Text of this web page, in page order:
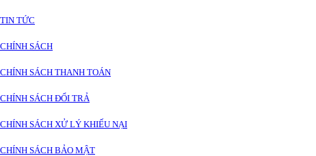
TIN TỨC
CHÍNH SÁCH
CHÍNH SÁCH THANH TOÁN
CHÍNH SÁCH ĐỔI TRẢ
CHÍNH SÁCH XỬ LÝ KHIẾU NẠI
CHÍNH SÁCH BẢO MẬT